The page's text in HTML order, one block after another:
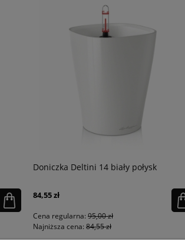
Doniczka Deltini 14 biały połysk
84,55 zł
Cena regularna: 95,00 zł
Najniższa cena: 84,55 zł